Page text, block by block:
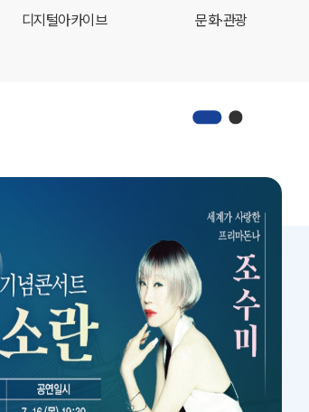
디지털아카이브 문화·관광